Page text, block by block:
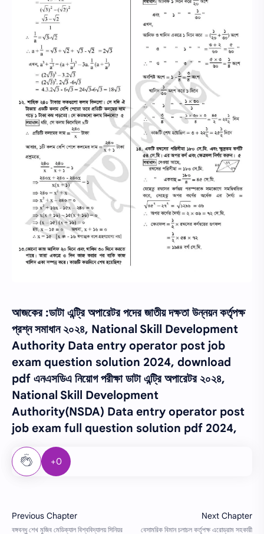
আজকের :ডাটা এন্ট্রি অপারেটর পদের জাতীয় দক্ষতা উন্নয়ন কর্তৃপক্ষ
প্রশ্ন সমাধান ২০২৪, National Skill Development
Authority Data entry operator post job
exam question solution 2024, download
pdf এনএসডিএ নিয়োগ পরীক্ষা ডাটা এন্ট্রি অপারেটর ২০২৪,
National Skill Development
Authority(NSDA) Data entry operator post
job exam full question solution pdf 2024,
+0